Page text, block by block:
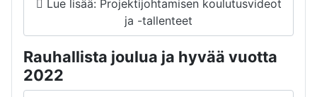
Lue lisää: Projektijohtamisen koulutusvideot
ja -tallenteet
Rauhallista joulua ja hyvää vuotta
2022